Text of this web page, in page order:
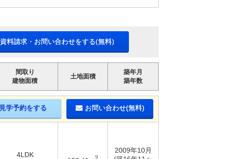
資料請求・お問い合わせをする(無料)
間取り
建物面積
土地面積
築年月
築年数
見学予約をする お問い合わせ(無料)
4LDK
2009年10月